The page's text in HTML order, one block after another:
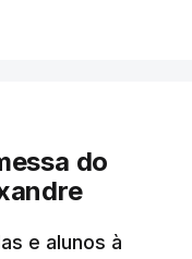
do
e alunos à